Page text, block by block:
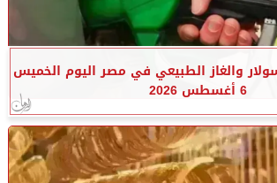
والغاز الطبيعي في مصر اليوم الخميس
6 أغسطس 2026